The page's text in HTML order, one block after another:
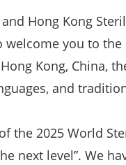
and Hong Kong
welcome you to
Kong, China,
and
the 2025 World
next level”. We